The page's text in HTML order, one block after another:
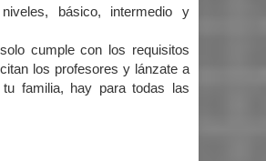
básico, intermedio y
cumple con los requisitos
los profesores y lánzate a
tu familia, hay para todas las